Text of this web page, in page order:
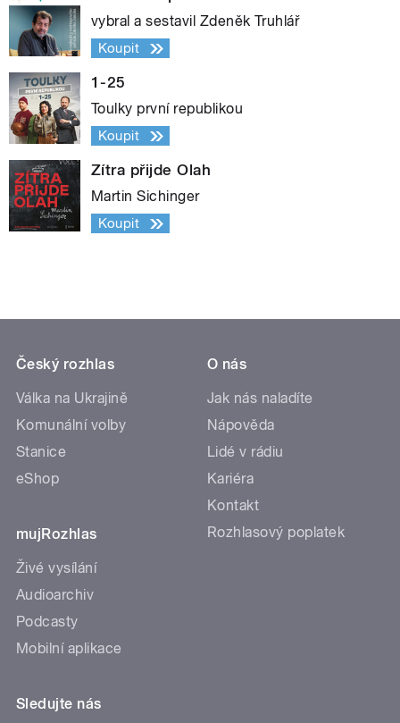
vybral a sestavil Zdeněk Truhlář
Koupit
1-25
Toulky první republikou
Koupit
Zítra přijde Olah
Martin Sichinger
Koupit
Český rozhlas
Válka na Ukrajině
Komunální volby
Stanice
eShop
mujRozhlas
Živé vysílání
Audioarchiv
Podcasty
Mobilní aplikace
O nás
Jak nás naladíte
Nápověda
Lidé v rádiu
Kariéra
Kontakt
Rozhlasový poplatek
Sledujte nás